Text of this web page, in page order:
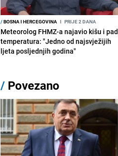
/BOSNA I HERCEGOVINA I PRIJE 2 DANA
Meteorolog FHMZ-a najavio kišu i pad
temperatura: "Jedno od najsvježijih
ljeta posljednjih godina"
/ Povezano